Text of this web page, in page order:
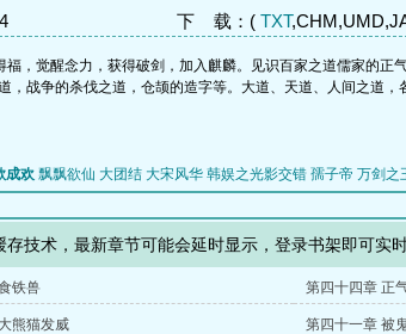
下 载：( TXT
，觉醒念力，获得破剑，加入麒麟。见识百家之道儒家的正
，战争的杀伐之道，仓颉的造字等。大道、天道、人间之道
成欢 飘飘欲仙 大团结 大宋风华 韩娱之光影交错 孺子帝 万剑之
存技术，最新章节可能会延时显示，登录书架即可实时
铁兽 第四十四章 正
熊猫发威 第四十一章 被